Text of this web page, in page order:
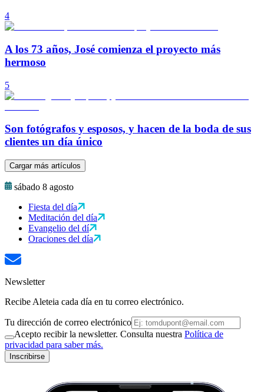
4
A los 73 años, José comienza el proyecto más
hermoso
5
Son fotógrafos y esposos, y hacen de la boda de sus
clientes un día único
Cargar más artículos
sábado 8 agosto
Fiesta del día
Meditación del día
Evangelio del dí
Oraciones del día
Newsletter
Recibe Aleteia cada día en tu correo electrónico.
Tu dirección de correo electrónico
Acepto recibir la newsletter. Consulta nuestra Política de
privacidad para saber más.
Inscribirse